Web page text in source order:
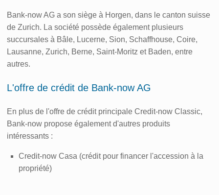
Bank-now AG a son siège à Horgen, dans le canton suisse
de Zurich. La société possède également plusieurs
succursales à Bâle, Lucerne, Sion, Schaffhouse, Coire,
Lausanne, Zurich, Berne, Saint-Moritz et Baden, entre
autres.
L'offre de crédit de Bank-now AG
En plus de l'offre de crédit principale Credit-now Classic,
Bank-now propose également d'autres produits
intéressants :
Credit-now Casa (crédit pour financer l'accession à la
propriété)